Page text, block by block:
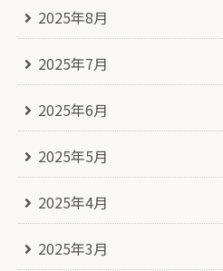
2025年8月
2025年7月
2025年6月
2025年5月
2025年4月
2025年3月